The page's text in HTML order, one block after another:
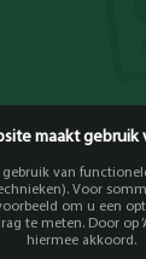
maakt gebruik
gebruik van
Voor
om u een
te meten. Door op
hiermee akkoord.